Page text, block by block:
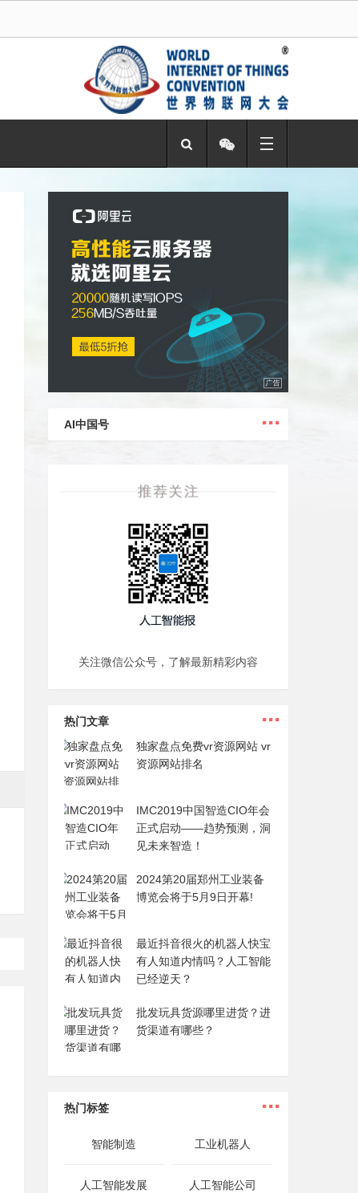
AI中国号 ...
关注微信公众号，了解最新精彩内容
热门文章 ...
独家盘点免费vr资源网站 vr
资源网站排名
IMC2019中国智造CIO年会
正式启动——趋势预测，洞
见未来智造！
2024第20届郑州工业装备
博览会将于5月9日开幕!
最近抖音很火的机器人快宝
有人知道内情吗？人工智能
已经逆天？
批发玩具货源哪里进货？进
货渠道有哪些？
热门标签 ...
智能制造 工业机器人
人工智能发展 人工智能公司